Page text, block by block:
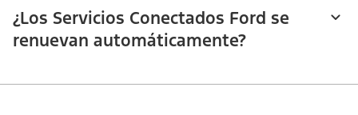
¿Los Servicios Conectados Ford se
renuevan automáticamente?